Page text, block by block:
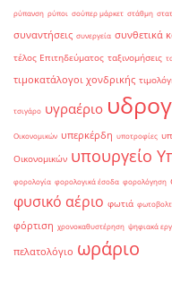
ρύπανση ρύποι σούπερ μάρκετ στάθμη
συναντήσεις συνεργεία συνθετικά
τέλος Επιτηδεύματος ταξινομήσεις
τιμοκατάλογοι χονδρικής
τσιγάρο υγραέριο
Οικονομικών υπερκέρδη υποτροφίες
Οικονομικών υπουργείο
φορολογία φορολογικά έσοδα φορολόγηση
φυσικό αέριο φωτιά
φόρτιση χρονοκαθυστέρηση ψηφιακά
πελατολόγιο ωράριο